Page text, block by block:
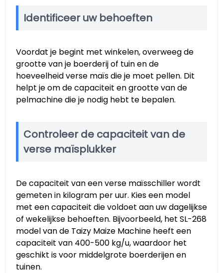
Identificeer uw behoeften
Voordat je begint met winkelen, overweeg de
grootte van je boerderij of tuin en de
hoeveelheid verse maïs die je moet pellen. Dit
helpt je om de capaciteit en grootte van de
pelmachine die je nodig hebt te bepalen.
Controleer de capaciteit van de
verse maïsplukker
De capaciteit van een verse maïsschiller wordt
gemeten in kilogram per uur. Kies een model
met een capaciteit die voldoet aan uw dagelijkse
of wekelijkse behoeften. Bijvoorbeeld, het SL-268
model van de Taizy Maize Machine heeft een
capaciteit van 400-500 kg/u, waardoor het
geschikt is voor middelgrote boerderijen en
tuinen.